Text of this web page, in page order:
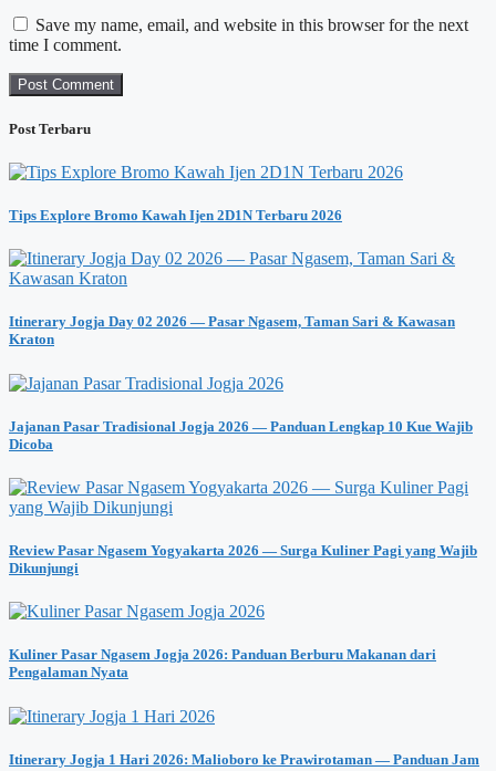
Save my name, email, and website in this browser for the next
time I comment.
Post Terbaru
Tips Explore Bromo Kawah Ijen 2D1N Terbaru 2026
Itinerary Jogja Day 02 2026 — Pasar Ngasem, Taman Sari & Kawasan
Kraton
Jajanan Pasar Tradisional Jogja 2026 — Panduan Lengkap 10 Kue Wajib
Dicoba
Review Pasar Ngasem Yogyakarta 2026 — Surga Kuliner Pagi yang Wajib
Dikunjungi
Kuliner Pasar Ngasem Jogja 2026: Panduan Berburu Makanan dari
Pengalaman Nyata
Itinerary Jogja 1 Hari 2026: Malioboro ke Prawirotaman — Panduan Jam